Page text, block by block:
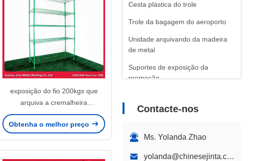
Cesta plástica do trole
Trole da bagagem do aeroporto
Unidade arquivando da madeira
de metal
Suportes de exposição da
promoção
Contacte-nos
Ms. Yolanda Zhao
yolanda@chinesejinta.com
exposição do fio 200kgs que
arquiva a cremalheira
arquivando verde de 5 camadas
Obtenha o melhor preço